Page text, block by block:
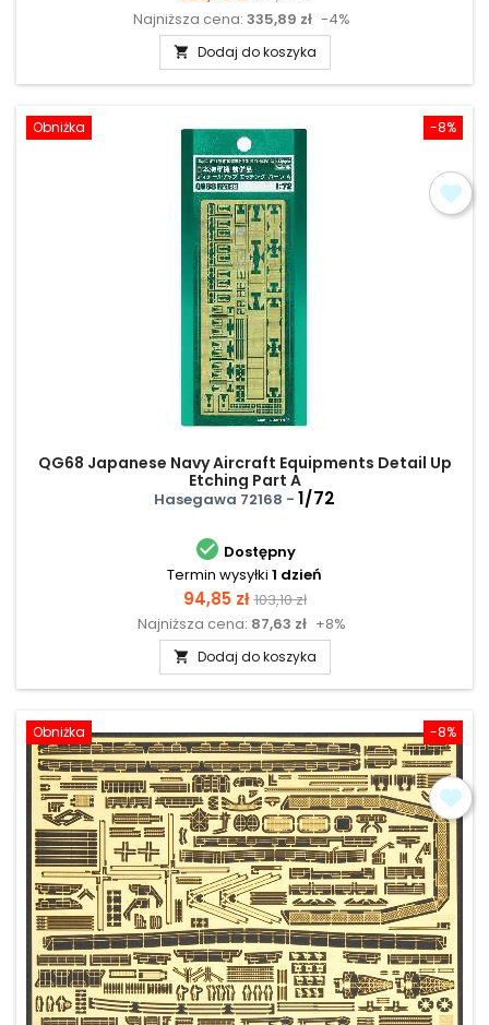
podstawowa
Najniższa cena: 335,89 zł -4%
 Dodaj do koszyka
-8%
Obniżka
QG68 Japanese Navy Aircraft Equipments Detail Up
Etching Part A
Hasegawa 72168 - 1/72
 Dostępny
Termin wysyłki 1 dzień
Cena
94,85 zł Cena
podstawowa
103,10 zł
Najniższa cena: 87,63 zł +8%
 Dodaj do koszyka
-8%
Obniżka